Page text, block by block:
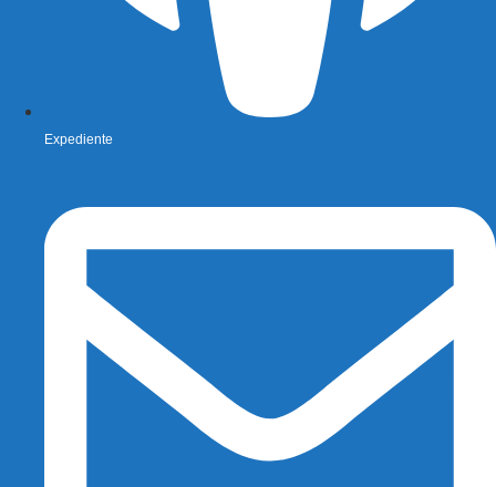
Expediente